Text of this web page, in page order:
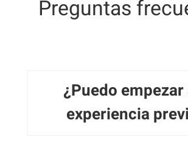
Preguntas
¿Puedo
experiencia